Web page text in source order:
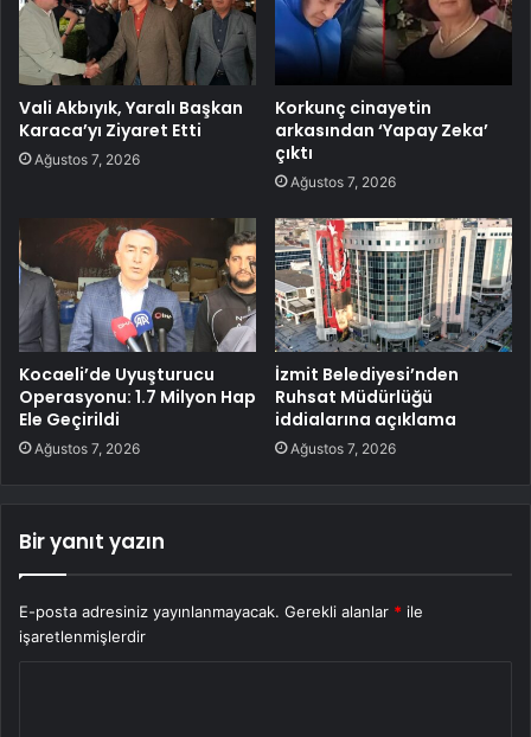
Vali Akbıyık, Yaralı Başkan
Karaca’yı Ziyaret Etti
Ağustos 7, 2026
Korkunç cinayetin
arkasından ‘Yapay Zeka’
çıktı
Ağustos 7, 2026
Kocaeli’de Uyuşturucu
Operasyonu: 1.7 Milyon Hap
Ele Geçirildi
Ağustos 7, 2026
İzmit Belediyesi’nden
Ruhsat Müdürlüğü
iddialarına açıklama
Ağustos 7, 2026
Bir yanıt yazın
E-posta adresiniz yayınlanmayacak. Gerekli alanlar * ile
işaretlenmişlerdir